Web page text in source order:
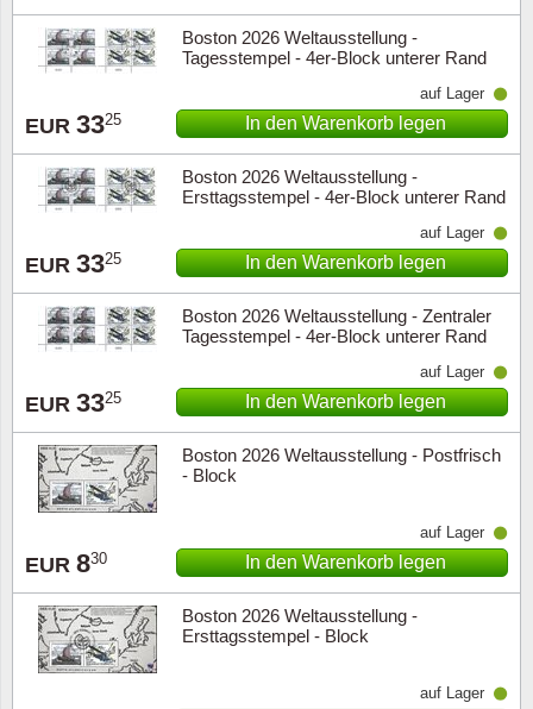
Boston 2026 Weltausstellung -
Tagesstempel - 4er-Block unterer Rand
EUR 3325
auf Lager
In den Warenkorb legen
Boston 2026 Weltausstellung -
Ersttagsstempel - 4er-Block unterer Rand
EUR 3325
auf Lager
In den Warenkorb legen
Boston 2026 Weltausstellung - Zentraler
Tagesstempel - 4er-Block unterer Rand
EUR 3325
auf Lager
In den Warenkorb legen
Boston 2026 Weltausstellung - Postfrisch
- Block
EUR 830
auf Lager
In den Warenkorb legen
Boston 2026 Weltausstellung -
Ersttagsstempel - Block
auf Lager